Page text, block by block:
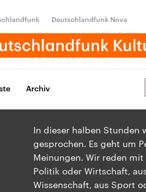
Deutschlandfunk Nova
Archiv
In dieser halben Stunden
gesprochen. Es geht um
Meinungen. Wir reden mit
Politik oder Wirtschaft,
Wissenschaft, aus Sport